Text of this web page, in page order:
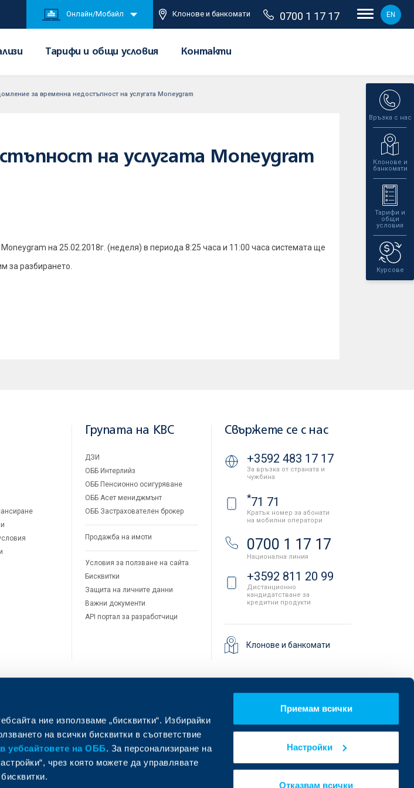
ние използваме „бисквитки“. Избирайки
на всички бисквитки в съответствие
уебсайтовете на ОББ. За персонализиране на
чрез която можете да управлявате
Приемам всички
Настройки
Отказвам всички
Онлайн/Мобайл Клонове и банкомати 0700 1 17 17 EN
Тарифи и общи условия Контакти
Връзка с нас
Клонове и
банкомати
Тарифи и
общи
условия
Курсове
за временна недостъпност на услугата Moneygram
на услугата Moneygram
на 25.02.2018г. (неделя) в периода 8:25 часа и 11:00 часа системата ще
за разбирането.
Групата на KBC
ДЗИ
ОББ Интерлийз
ОББ Пенсионно осигуряване
ОББ Асет мениджмънт
ОББ Застрахователен брокер
Продажба на имоти
Условия за ползване на сайта
Бисквитки
Защита на личните данни
Важни документи
API портал за разработчици
Свържете се с нас
+3592 483 17 17
За връзка от страната и
чужбина
*71 71
Кратък номер за абонати
на мобилни оператори
0700 1 17 17
Национална линия
+3592 811 20 99
Дистанционно
кандидатстване за
кредитни продукти
Клонове и банкомати
Намерете ни в социалните мрежи: